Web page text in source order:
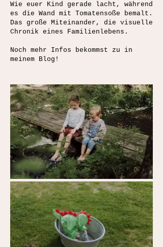
Wie euer Kind gerade lacht, während
es die Wand mit Tomatensoße bemalt.
Das große Miteinander, die visuelle
Chronik eines Familienlebens.
Noch mehr Infos bekommst zu in
meinem Blog!